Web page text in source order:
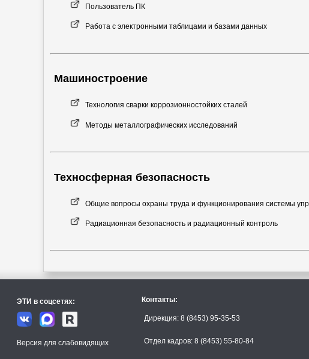
Пользователь ПК
Работа с электронными таблицами и базами данных
Машиностроение
Технология сварки коррозионностойких сталей
Методы металлографических исследований
Техносферная безопасность
Общие вопросы охраны труда и функционирования системы
Радиационная безопасность и радиационный контроль
ЭТИ в соцсетях:
Версия для слабовидящих
Контакты:
Дирекция: 8 (8453) 95-35-53
Отдел кадров: 8 (8453) 55-80-84